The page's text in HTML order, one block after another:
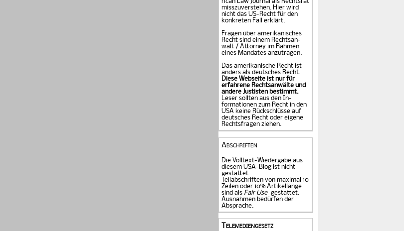
miss­zu­verstehen. Hier wird
nicht das US-Recht für den
konkreten Fall er­klärt.
Fragen über amerika­ni­sches
Recht sind einem Rechts­an­
walt / Attorney im Rahmen
eines Mandates an­zu­tragen.
Das amerikanische Recht ist
anders als deutsches Recht.
Diese Webseite ist nur für
erfahrene Rechtsanwälte und
andere Justisten be­stimmt.
Leser sollten aus den In­
formationen zum Recht in den
USA keine Rückschlüsse auf
deutsches Recht oder eigene
Rechtsfragen ziehen.
Abschriften
Die Volltext-Wiedergabe aus
diesem USA-Blog ist nicht
gestattet.
Teilabschriften von maximal 10
Zeilen oder 10% Artikellänge
sind als Fair Use
gestattet.
Ausnahmen bedürfen der
Absprache.
Telemediengesetz